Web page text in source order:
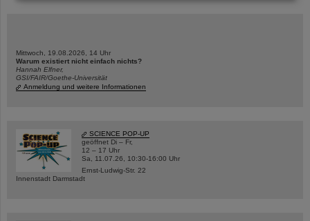
Mittwoch, 19.08.2026, 14 Uhr
Warum existiert nicht einfach nichts?
Hannah Elfner,
GSI/FAIR/Goethe-Universität
Anmeldung und weitere Informationen
SCIENCE POP-UP
geöffnet Di – Fr,
12 – 17 Uhr
Sa, 11.07.26, 10:30-16:00 Uhr
Ernst-Ludwig-Str. 22
Innenstadt Darmstadt